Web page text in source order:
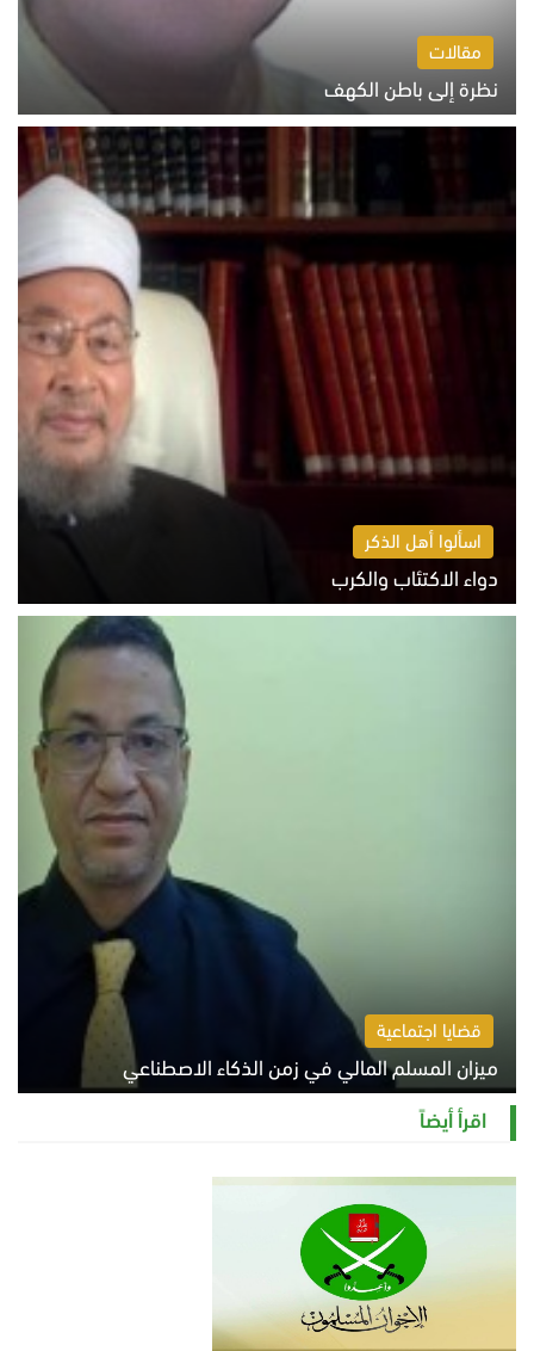
مقالات
نظرة إلى باطن الكهف
السبت 8 أغسطس 2026 11:04 ص
اسألوا أهل الذكر
دواء الاكتئاب والكرب
السبت 8 أغسطس 2026 10:54 ص
قضايا اجتماعية
ميزان المسلم المالي في زمن الذكاء الاصطناعي
السبت 8 أغسطس 2026 11:21 ص
اقرأ أيضاً